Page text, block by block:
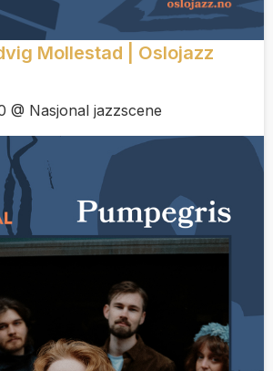
Mollestad | Oslojazz
@ Nasjonal jazzscene